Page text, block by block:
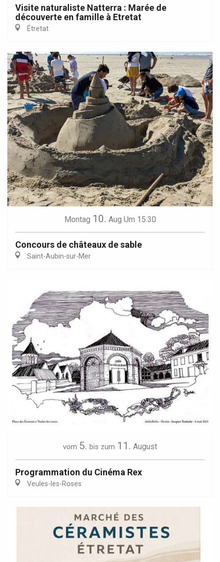
Visite naturaliste Natterra : Marée de
découverte en famille à Etretat
Étretat
Montag 10. Aug Um 15:30
Concours de châteaux de sable
Saint-Aubin-sur-Mer
vom 5. bis zum 11. August
Programmation du Cinéma Rex
Veules-les-Roses